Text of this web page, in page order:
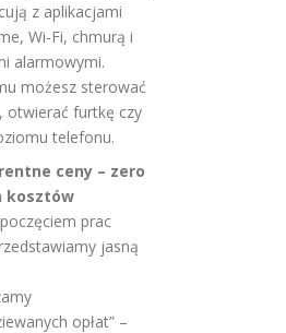
z aplikacjami
Wi-Fi, chmurą i
alarmowymi.
możesz sterować
otwierać furtkę czy
telefonu.
ceny – zero
kosztów
prac
jasną
opłat” –